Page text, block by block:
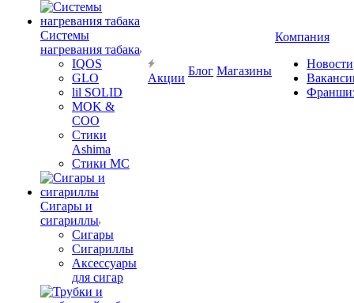
Системы
нагревания табака
IQOS
GLO
lil SOLID
MOK &
COO
Стики
Ashima
Стики MC
Сигары и
сигариллы
Сигары
Сигариллы
Аксессуары
для сигар
Акции
Блог Магазины
Компания
Новости